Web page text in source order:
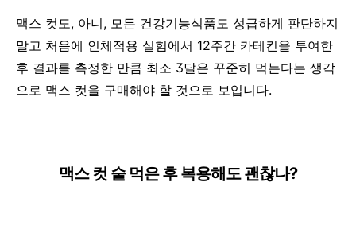
맥스 컷도, 아니, 모든 건강기능식품도 성급하게 판단하지
말고 처음에 인체적용 실험에서 12주간 카테킨을 투여한
후 결과를 측정한 만큼 최소 3달은 꾸준히 먹는다는 생각
으로 맥스 컷을 구매해야 할 것으로 보입니다.
맥스 컷 술 먹은 후 복용해도 괜찮나?